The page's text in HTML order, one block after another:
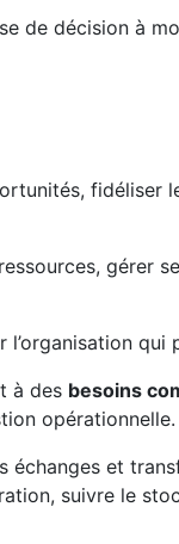
de décision à
fidéliser
gérer
l’organisation
à des besoins
opérationnelle.
échanges et
suivre le